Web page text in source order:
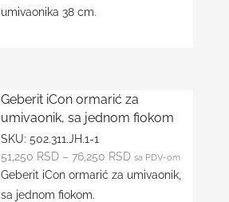
umivaonika 38 cm.
Geberit iCon ormarić za
umivaonik, sa jednom fiokom
SKU: 502.311.JH.1-1
51,250 RSD– 76,250 RSD sa PDV-om
Geberit iCon ormarić za umivaonik,
sa jednom fiokom.